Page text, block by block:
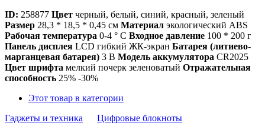
ID: 258877 Цвет черный, белый, синий, красный, зеленый
Размер 28,3 * 18,5 * 0,45 см Материал экологический ABS
Рабочая температура 0-4 ° С Входное давление 100 * 200 г
Панель дисплея LCD гибкий ЖК-экран Батарея (литиево-
марганцевая батарея) 3 В Модель аккумулятора CR2025
Цвет шрифта мелкий почерк зеленоватый Отражательная
способность 25% -30%
Этот товар в категории
Гаджеты и техника
Цифровые блокноты